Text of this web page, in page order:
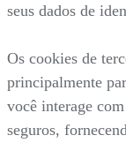
seus dados de
Os cookies de
principalmente
você interage
seguros,